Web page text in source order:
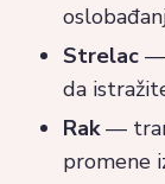
Strelac —
da
Rak—
promene